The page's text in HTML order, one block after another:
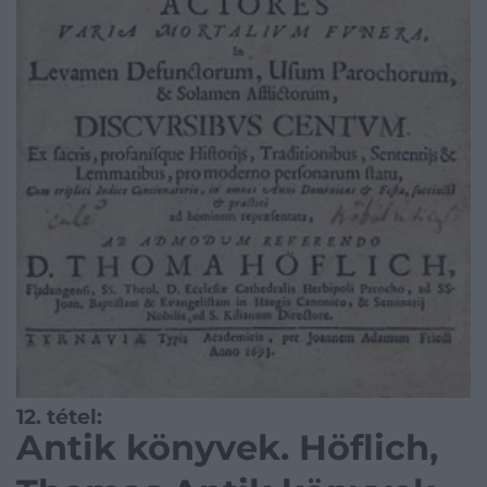
12. tétel:
Antik könyvek. Höflich,